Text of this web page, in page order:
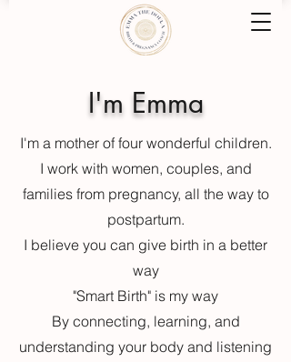
I'm Emma
I'm a mother of four wonderful children.
I work with women, couples, and
families from pregnancy, all the way to
postpartum.
I believe you can give birth in a better
way
"Smart Birth" is my way
By connecting, learning, and
understanding your body and listening